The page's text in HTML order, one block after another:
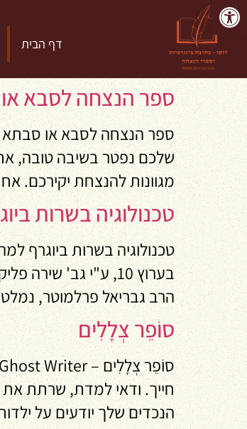
פתח סרגל נגישות
דף הבית
ספר הנצחה לסבא
ספר הנצחה לסבא או
שלכם נפטר בשיבה טובה,
מגוונות להנצחת יקירכם.
טכנולוגיה בשרות
בערוץ 10, ע"י גב'
הרב גבריאל פרלמוטר,
סוֹפֵר צְלָלִים
חייך. ודאי למדת, שרתת
הנכדים שלך יודעים על